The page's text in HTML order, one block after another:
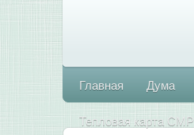
Главная Дума
Тепловая карта СМР